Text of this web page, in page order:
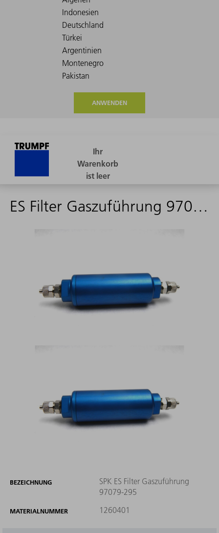
ANWENDEN
ES Filter Gaszuführung 97079-295
BEZEICHNUNG
SPK ES Filter Gaszuführung
97079-295
MATERIALNUMMER 1260401